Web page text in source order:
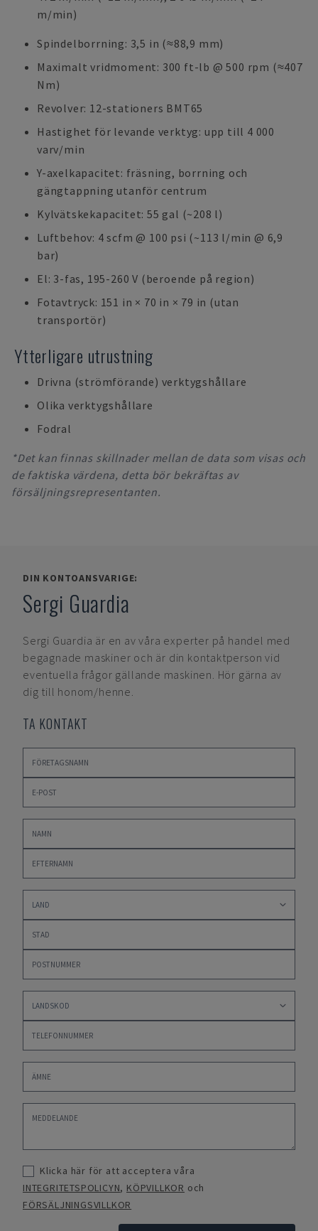
m/min)
Spindelborrning: 3,5 in (≈88,9 mm)
Maximalt vridmoment: 300 ft-lb @ 500 rpm (≈407
Nm)
Revolver: 12-stationers BMT65
Hastighet för levande verktyg: upp till 4 000
varv/min
Y-axelkapacitet: fräsning, borrning och
gängtappning utanför centrum
Kylvätskekapacitet: 55 gal (~208 l)
Luftbehov: 4 scfm @ 100 psi (~113 l/min @ 6,9
bar)
El: 3-fas, 195-260 V (beroende på region)
Fotavtryck: 151 in × 70 in × 79 in (utan
transportör)
Ytterligare utrustning
Drivna (strömförande) verktygshållare
Olika verktygshållare
Fodral
*Det kan finnas skillnader mellan de data som visas och
de faktiska värdena, detta bör bekräftas av
försäljningsrepresentanten.
DIN KONTOANSVARIGE:
Sergi Guardia
Sergi Guardia är en av våra experter på handel med
begagnade maskiner och är din kontaktperson vid
eventuella frågor gällande maskinen. Hör gärna av
dig till honom/henne.
TA KONTAKT
Klicka här för att acceptera våra
INTEGRITETSPOLICYN, KÖPVILLKOR och
FÖRSÄLJNINGSVILLKOR